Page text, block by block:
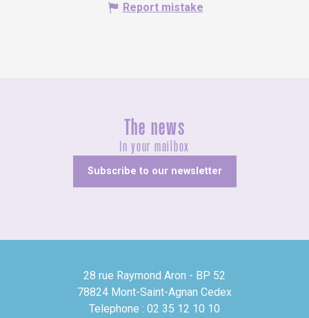
Report mistake
The news
In your mailbox
Subscribe to our newsletter
28 rue Raymond Aron - BP 52
78824 Mont-Saint-Agnan Cedex
Telephone : 02 35 12 10 10